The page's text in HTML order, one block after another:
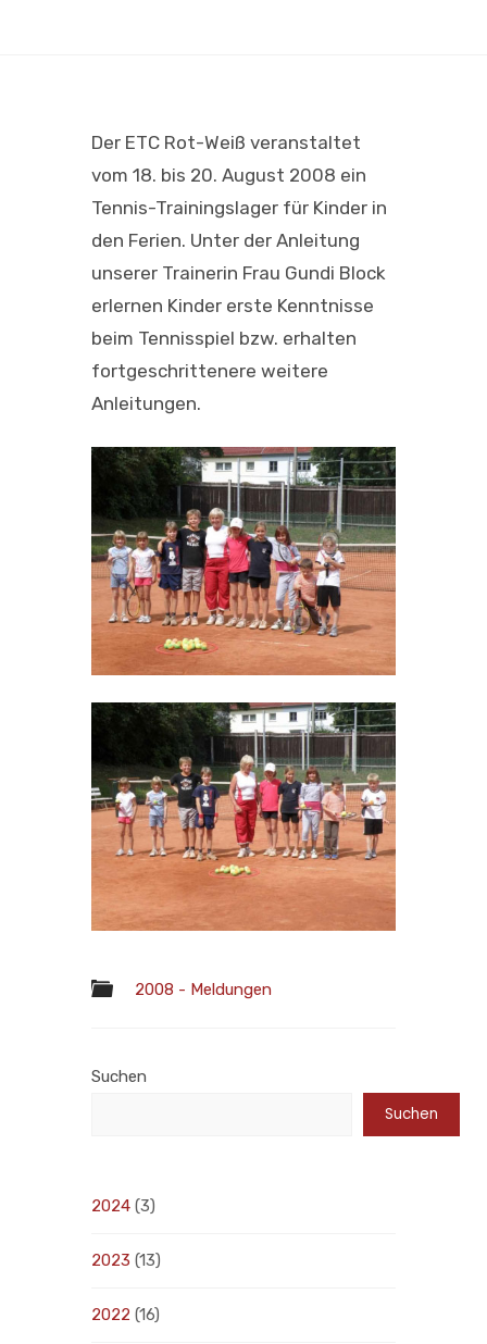
Der ETC Rot-Weiß veranstaltet
vom 18. bis 20. August 2008 ein
Tennis-Trainingslager für Kinder in
den Ferien. Unter der Anleitung
unserer Trainerin Frau Gundi Block
erlernen Kinder erste Kenntnisse
beim Tennisspiel bzw. erhalten
fortgeschrittenere weitere
Anleitungen.
2008 - Meldungen
Suchen
Suchen
2024 (3)
2023 (13)
2022 (16)